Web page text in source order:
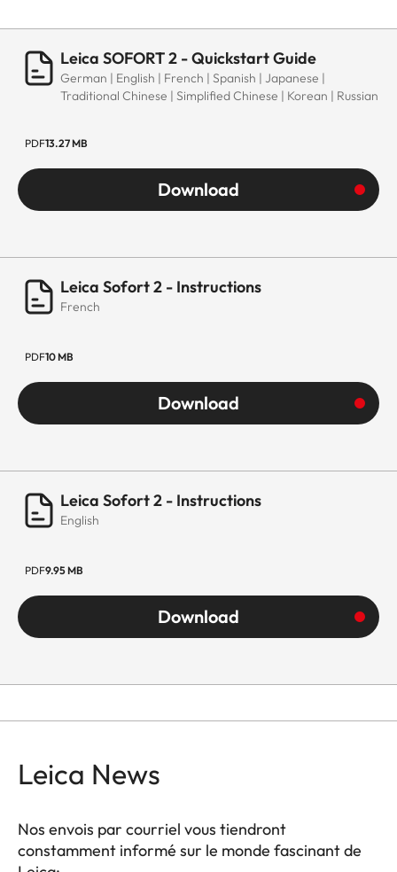
Leica SOFORT 2 - Quickstart Guide
German | English | French | Spanish | Japanese |
Traditional Chinese | Simplified Chinese | Korean | Russian
PDF13.27 MB
Download
Leica Sofort 2 - Instructions
French
PDF10 MB
Download
Leica Sofort 2 - Instructions
English
PDF9.95 MB
Download
Leica News
Nos envois par courriel vous tiendront
constamment informé sur le monde fascinant de